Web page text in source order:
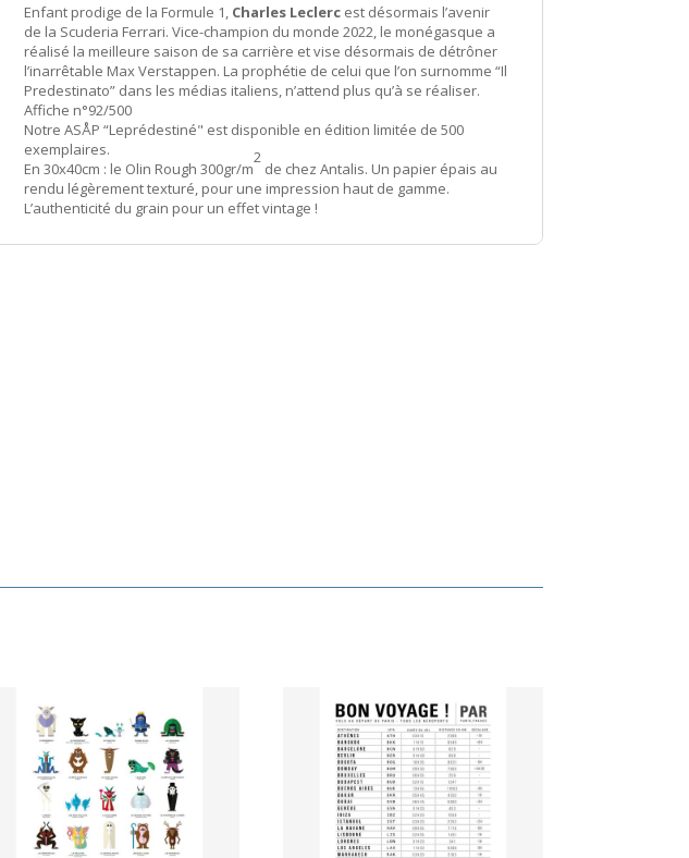
Enfant prodige de la Formule 1, Charles Leclercest désormais l’avenir
de la Scuderia Ferrari. Vice-champion du monde 2022, le monégasque a
réalisé la meilleure saison de sa carrière et vise désormais de détrôner
l’inarrêtable Max Verstappen. La prophétie de celui que l’on surnomme “Il
Predestinato” dans les médias italiens, n’attend plus qu’à se réaliser.
Affiche n°92/500
Notre ASÅP “Leprédestiné" est disponible en édition limitée de 500
exemplaires.
En 30x40cm : le Olin Rough 300gr/m
2
de chez Antalis. Un papier épais au
rendu légèrement texturé, pour une impression haut de gamme.
L’authenticité du grain pour un effet vintage !